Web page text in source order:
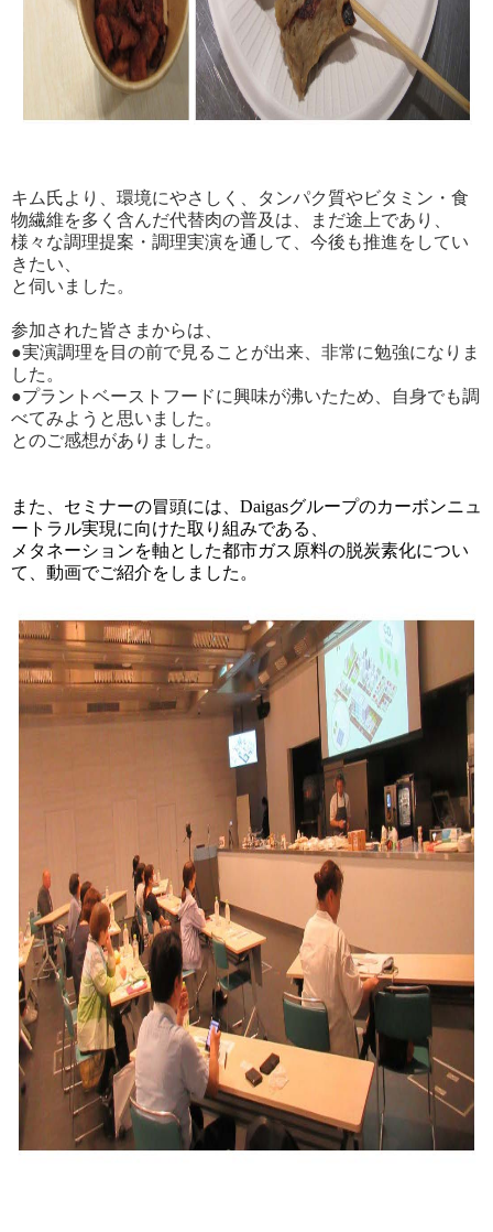
キム氏より、環境にやさしく、タンパク質やビタミン・食
物繊維を多く含んだ代替肉の普及は、まだ途上であり、
様々な調理提案・調理実演を通して、今後も推進をしてい
きたい、
と伺いました。
参加された皆さまからは、
●実演調理を目の前で見ることが出来、非常に勉強になりま
した。
●プラントベーストフードに興味が沸いたため、自身でも調
べてみようと思いました。
とのご感想がありました。
また、セミナーの冒頭には、Daigasグループのカーボンニュ
ートラル実現に向けた取り組みである、
メタネーションを軸とした都市ガス原料の脱炭素化につい
て、 動画でご紹介をしました。